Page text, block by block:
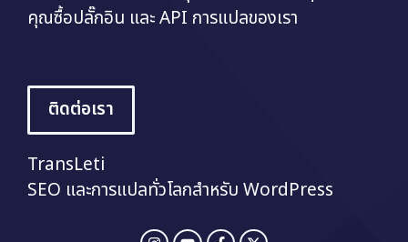
คุณซื้อปลั๊กอิน และ API การแปลของเรา
ติดต่อเรา
TransLeti
SEO และการแปลทั่วโลกสำหรับ WordPress